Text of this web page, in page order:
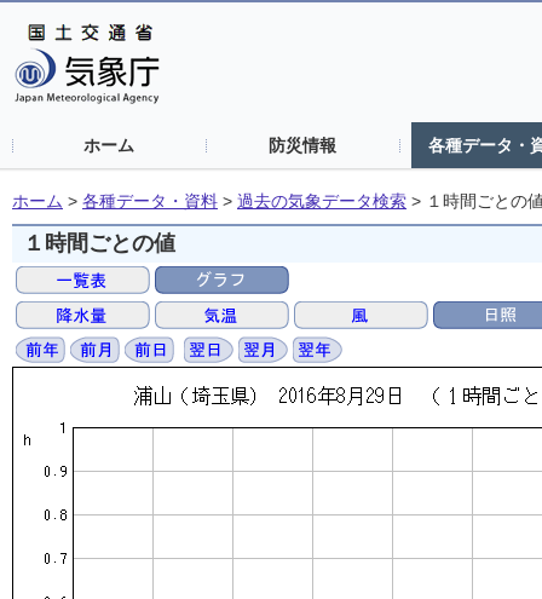
ホーム 防災情報 各種データ・
ホーム > 各種データ・資料 > 過去の気象データ検索 > １時間ごとの
１時間ごとの値